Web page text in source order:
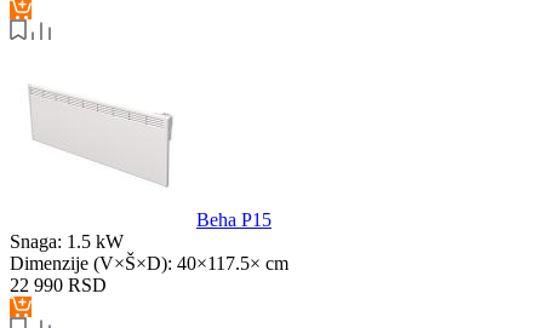
Beha P15
Snaga: 1.5 kW
Dimenzije (V×Š×D): 40×117.5× cm
22 990 RSD